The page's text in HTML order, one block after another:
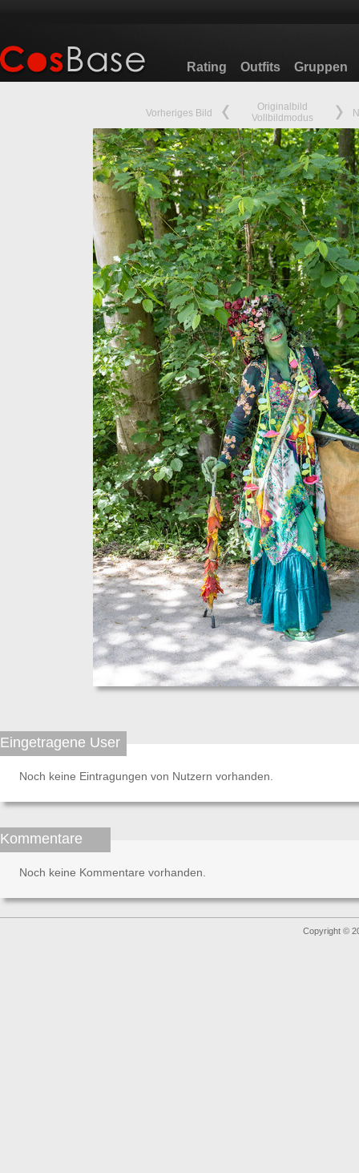
Rating Outfits Gruppen
Vorheriges Bild
Originalbild
Vollbildmodus
Eingetragene User
Noch keine Eintragungen von Nutzern vorhanden.
Kommentare
Noch keine Kommentare vorhanden.
Copyright ©